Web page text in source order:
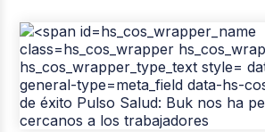
Pago de nómina
Reclutamiento y Selección